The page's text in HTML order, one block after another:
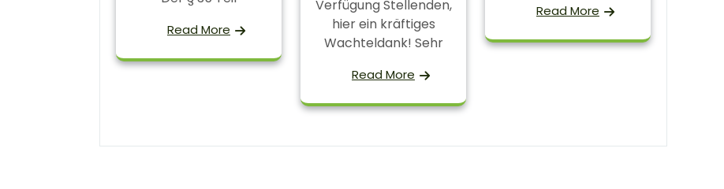
Read More
Verfügung Stellenden,
hier ein kräftiges
Wachteldank! Sehr
Read More
Read More